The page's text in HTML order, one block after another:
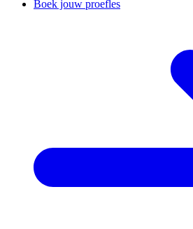
Boek jouw proefles